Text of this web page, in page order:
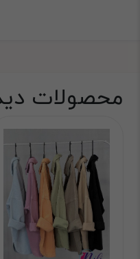
محصولات